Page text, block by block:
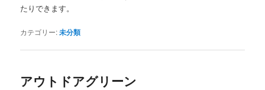
たりできます。
カテゴリー:未分類
アウトドアグリーン